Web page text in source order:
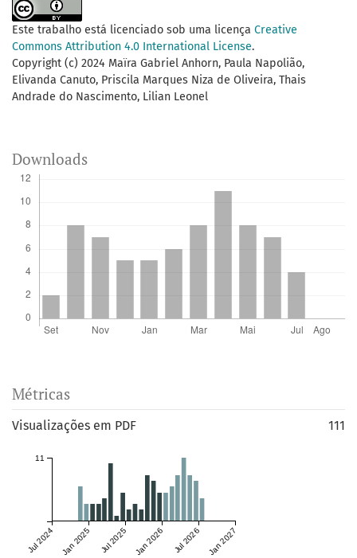
Este trabalho está licenciado sob uma licença Creative
Commons Attribution 4.0 International License.
Copyright (c) 2024 Maïra Gabriel Anhorn, Paula Napolião,
Elivanda Canuto, Priscila Marques Niza de Oliveira, Thais
Andrade do Nascimento, Lilian Leonel
Downloads
Métricas
Visualizações em PDF 111
Jul 2024 Jan 2025 Jul 2025 Jan 2026 Jul 2026 Jan 2027
11